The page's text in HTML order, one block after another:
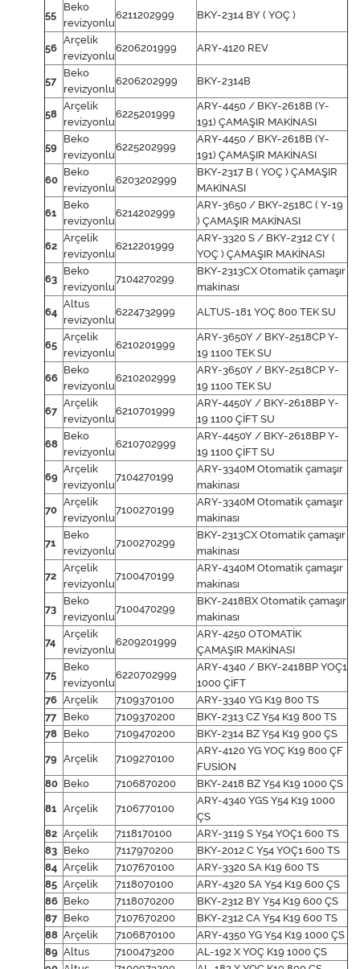
55
Beko
revizyonlu
6211202999 BKY-2314 BY ( YOÇ )
56
Arçelik
revizyonlu
6206201999 ARY-4120 REV
57
Beko
revizyonlu
6206202999 BKY-2314B
58
Arçelik
revizyonlu
6225201999
ARY-4450 / BKY-2618B (Y-
191) ÇAMAŞIR MAKİNASI
59
Beko
revizyonlu
6225202999
ARY-4450 / BKY-2618B (Y-
191) ÇAMAŞIR MAKİNASI
60
Beko
revizyonlu
6203202999
BKY-2317 B ( YOÇ ) ÇAMAŞIR
MAKİNASI
61
Beko
revizyonlu
6214202999
ARY-3650 / BKY-2518C ( Y-19
) ÇAMAŞIR MAKİNASI
62
Arçelik
revizyonlu
6212201999
ARY-3320 S / BKY-2312 CY (
YOÇ ) ÇAMAŞIR MAKİNASI
63
Beko
revizyonlu
7104270299
BKY-2313CX Otomatik çamaşır
makinası
64
Altus
revizyonlu
6224732999 ALTUS-181 YOÇ 800 TEK SU
65
Arçelik
revizyonlu
6210201999
ARY-3650Y / BKY-2518CP Y-
19 1100 TEK SU
66
Beko
revizyonlu
6210202999
ARY-3650Y / BKY-2518CP Y-
19 1100 TEK SU
67
Arçelik
revizyonlu
6210701999
ARY-4450Y / BKY-2618BP Y-
19 1100 ÇİFT SU
68
Beko
revizyonlu
6210702999
ARY-4450Y / BKY-2618BP Y-
19 1100 ÇİFT SU
69
Arçelik
revizyonlu
7104270199
ARY-3340M Otomatik çamaşır
makinası
70
Arçelik
revizyonlu
7100270199
ARY-3340M Otomatik çamaşır
makinası
71
Beko
revizyonlu
7100270299
BKY-2313CX Otomatik çamaşır
makinası
72
Arçelik
revizyonlu
7100470199
ARY-4340M Otomatik çamaşır
makinası
73
Beko
revizyonlu
7100470299
BKY-2418BX Otomatik çamaşır
makinası
74
Arçelik
revizyonlu
6209201999
ARY-4250 OTOMATİK
ÇAMAŞIR MAKİNASI
75
Beko
revizyonlu
6220702999
ARY-4340 / BKY-2418BP YOÇ1
1000 ÇİFT
76 Arçelik 7109370100
ARY-3340 YG K19 800 TS
77
Beko 7109370200
BKY-2313 CZ Y54 K19 800 TS
78 Beko 7109470200 BKY-2314 BZ Y54 K19 900 ÇS
79 Arçelik 7109270100
ARY-4120 YG YOÇ K19 800 ÇF
FUSİON
80 Beko 7106870200 BKY-2418 BZ Y54 K19 1000 ÇS
81 Arçelik 7106770100
ARY-4340 YGS Y54 K19 1000
ÇS
82 Arçelik 7118170100
ARY-3119 S Y54 YOÇ1 600 TS
83 Beko 7117970200
BKY-2012 C Y54 YOÇ1 600 TS
84 Arçelik 7107670100
ARY-3320 SA K19 600 TS
85 Arçelik 7118070100
ARY-4320 SA Y54 K19 600 ÇS
86 Beko 7118070200
BKY-2312 BY Y54 K19 600 ÇS
87 Beko 7107670200
BKY-2312 CA Y54 K19 600 TS
88 Arçelik 7106870100
ARY-4350 YG Y54 K19 1000 ÇS
89 Altus 7100473200
AL-192 X YOÇ K19 1000 ÇS